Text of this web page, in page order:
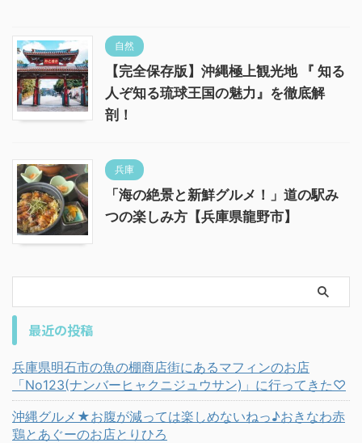
自然
【完全保存版】沖縄極上観光地 『 知る
人ぞ知る琉球王国の魅力』を徹底解
剖！
兵庫
「海の絶景と新鮮グルメ！」道の駅み
つの楽しみ方【兵庫県龍野市】
最近の投稿
兵庫県明石市の魚の棚商店街にあるマフィンのお店
「No123(ナンバーヒャクニジュウサン)」に行ってきた♡
沖縄グルメ★お腹が減っては楽しめないねっ♪おきなわ赤
鶏とあぐーのお店とりひろ